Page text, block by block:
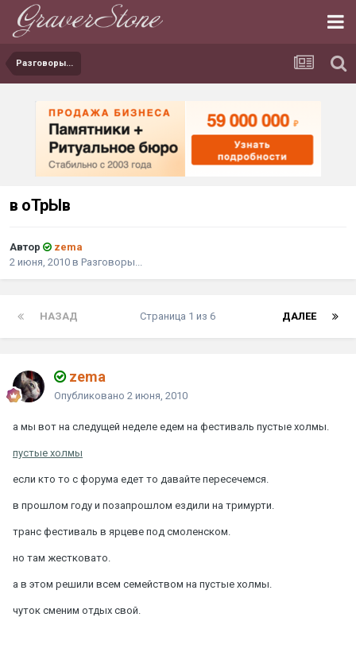
Разговоры...
в оТрЫв
Автор
zema
2 июня, 2010 в Разговоры...
НАЗАД ДАЛЕЕ
Страница 1 из 6
zema
Опубликовано 2 июня, 2010
а мы вот на следущей неделе едем на фестиваль пустые холмы.
пустые холмы
если кто то с форума едет то давайте пересечемся.
в прошлом году и позапрошлом ездили на тримурти.
транс фестиваль в ярцеве под смоленском.
но там жестковато.
а в этом решили всем семейством на пустые холмы.
чуток сменим отдых свой.